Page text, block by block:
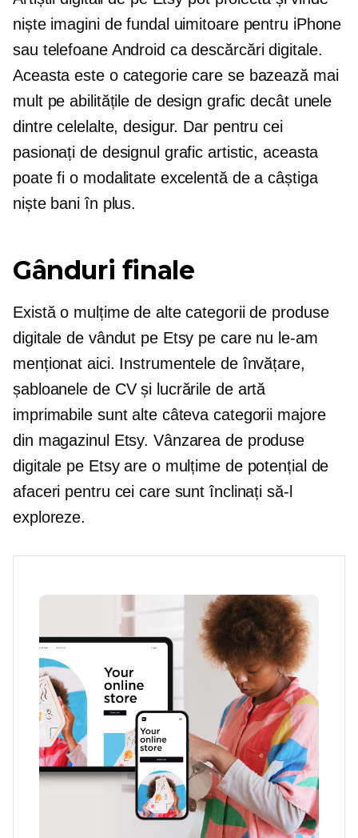
niște imagini de fundal uimitoare pentru iPhone
sau telefoane Android ca descărcări digitale.
Aceasta este o categorie care se bazează mai
mult pe abilitățile de design grafic decât unele
dintre celelalte, desigur. Dar pentru cei
pasionați de designul grafic artistic, aceasta
poate fi o modalitate excelentă de a câștiga
niște bani în plus.
Gânduri finale
Există o mulțime de alte categorii de produse
digitale de vândut pe Etsy pe care nu le-am
menționat aici. Instrumentele de învățare,
șabloanele de CV și lucrările de artă
imprimabile sunt alte câteva categorii majore
din magazinul Etsy. Vânzarea de produse
digitale pe Etsy are o mulțime de potențial de
afaceri pentru cei care sunt înclinați să-l
exploreze.